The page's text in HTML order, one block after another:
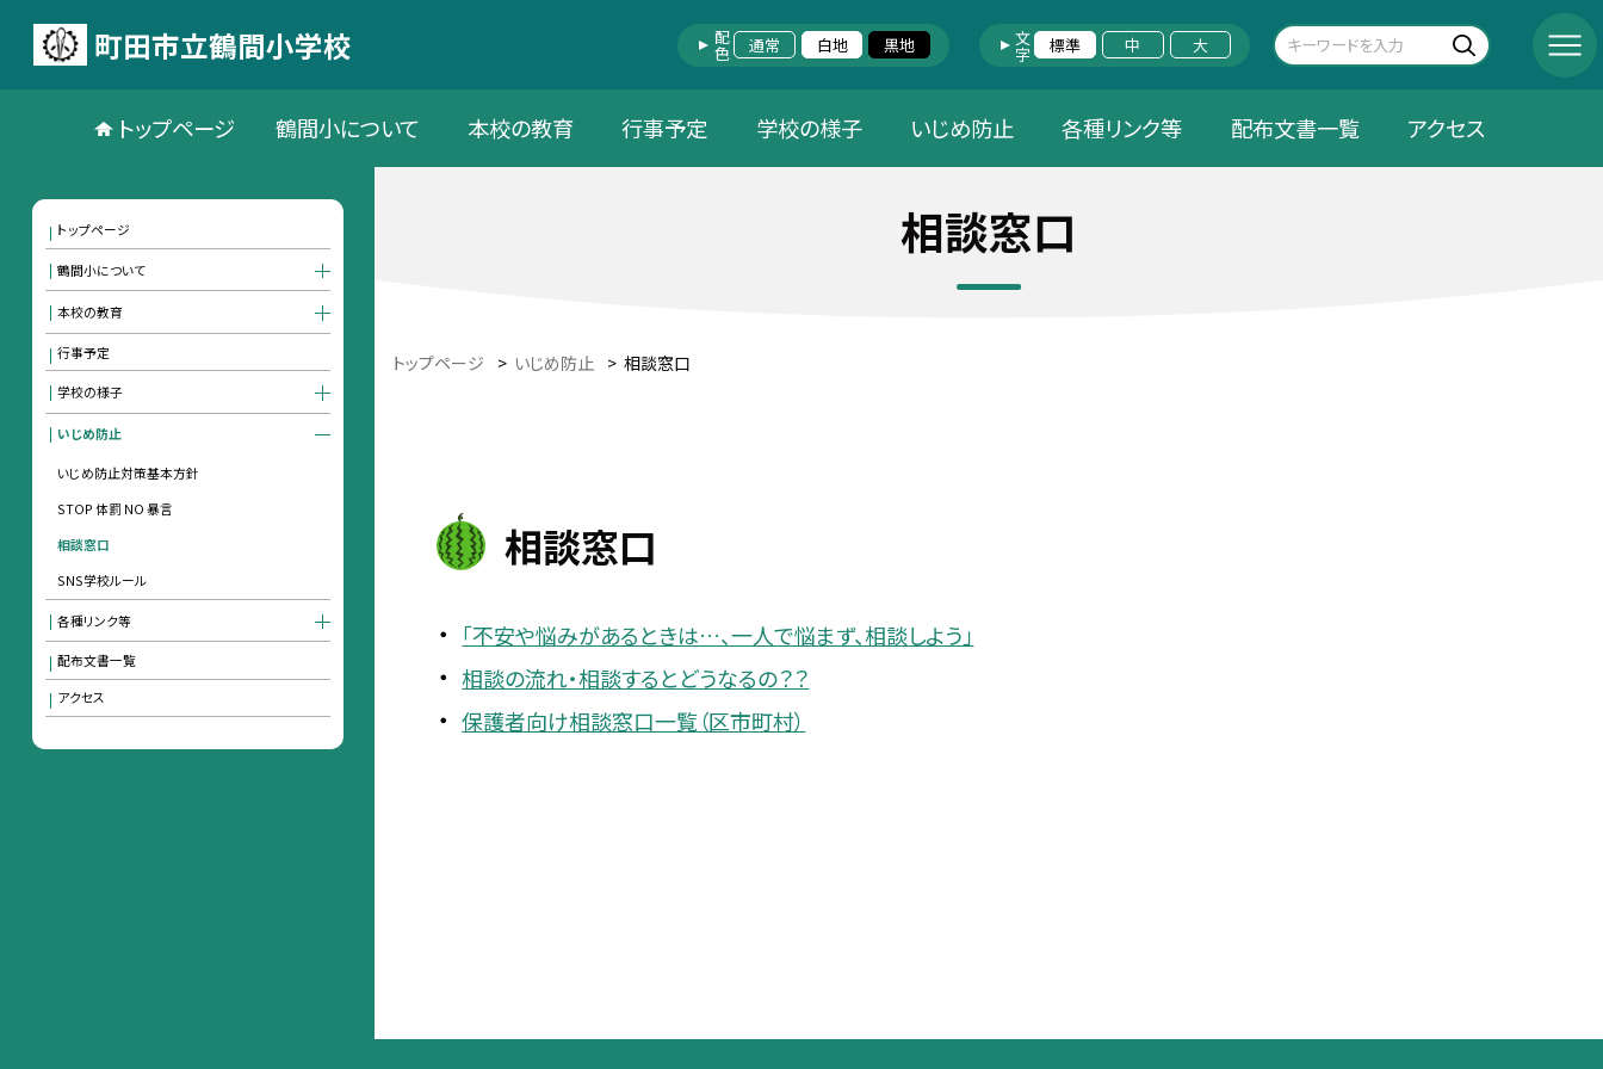
町田市立鶴間小学校 配色 通常 白地 黒地 文字 標準 中 大
トップページ 鶴間小について 本校の教育 行事予定 学校の様子 いじめ防止 各種リンク等 配布文書一覧 アクセス
相談窓口
トップページ > いじめ防止 > 相談窓口
相談窓口
「不安や悩みがあるときは…、一人で悩まず、相談しよう」
相談の流れ・相談するとどうなるの？？
保護者向け相談窓口一覧（区市町村）
トップページ
鶴間小について
本校の教育
行事予定
学校の様子
いじめ防止
いじめ防止対策基本方針
STOP 体罰 NO 暴言
相談窓口
SNS学校ルール
各種リンク等
配布文書一覧
アクセス